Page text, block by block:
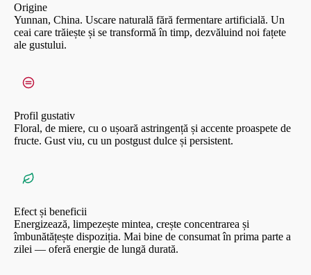
Origine
Yunnan, China. Uscare naturală fără fermentare artificială. Un
ceai care trăiește și se transformă în timp, dezvăluind noi fațete
ale gustului.
Profil gustativ
Floral, de miere, cu o ușoară astringență și accente proaspete de
fructe. Gust viu, cu un postgust dulce și persistent.
Efect și beneficii
Energizează, limpezește mintea, crește concentrarea și
îmbunătățește dispoziția. Mai bine de consumat în prima parte a
zilei — oferă energie de lungă durată.